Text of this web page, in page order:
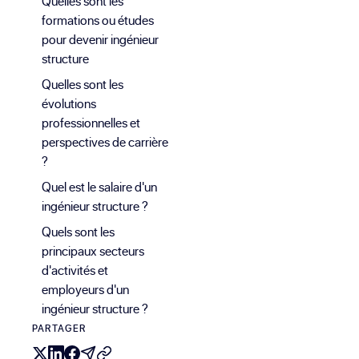
formations ou études
pour devenir ingénieur
structure
Quelles sont les
évolutions
professionnelles et
perspectives de carrière
?
Quel est le salaire d'un
ingénieur structure ?
Quels sont les
principaux secteurs
d'activités et
employeurs d'un
ingénieur structure ?
PARTAGER